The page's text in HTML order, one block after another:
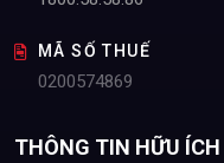
MÃ SỐ THUẾ
0200574869
THÔNG TIN HỮU ÍCH